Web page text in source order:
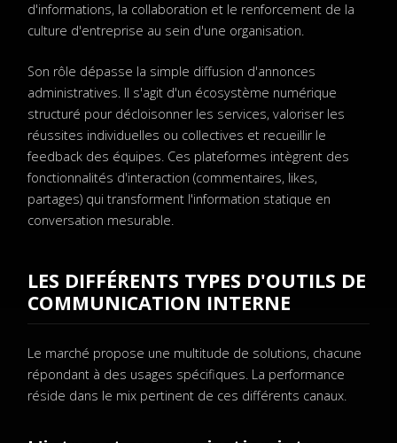
d'informations, la collaboration et le renforcement de la
culture d'entreprise au sein d'une organisation.
Son rôle dépasse la simple diffusion d'annonces
administratives. Il s'agit d'un écosystème numérique
structuré pour décloisonner les services, valoriser les
réussites individuelles ou collectives et recueillir le
feedback des équipes. Ces plateformes intègrent des
fonctionnalités d'interaction (commentaires, likes,
partages) qui transforment l'information statique en
conversation mesurable.
LES DIFFÉRENTS TYPES D'OUTILS DE
COMMUNICATION INTERNE
Le marché propose une multitude de solutions, chacune
répondant à des usages spécifiques. La performance
réside dans le mix pertinent de ces différents canaux.